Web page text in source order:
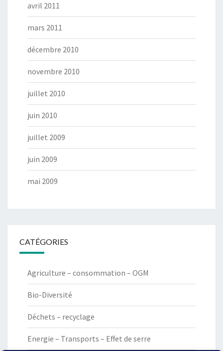
avril 2011
mars 2011
décembre 2010
novembre 2010
juillet 2010
juin 2010
juillet 2009
juin 2009
mai 2009
CATÉGORIES
Agriculture – consommation – OGM
Bio-Diversité
Déchets – recyclage
Energie – Transports – Effet de serre